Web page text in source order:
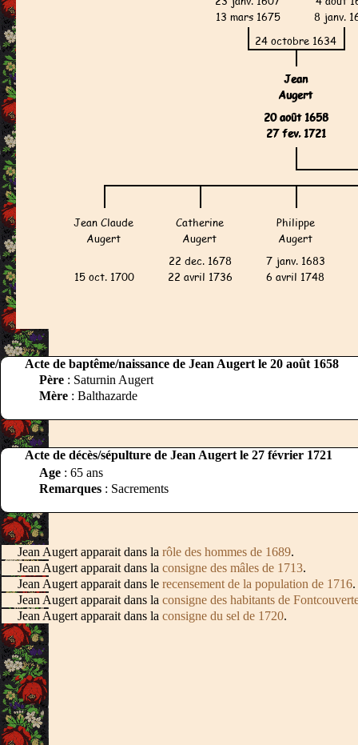
Acte de baptême/naissance de Jean Augert le 20 août 1658
Père : Saturnin Augert
Mère : Balthazarde
Acte de décès/sépulture de Jean Augert le 27 février 1721
Age : 65 ans
Remarques : Sacrements
Jean Augert apparait dans la rôle des hommes de 1689.
Jean Augert apparait dans la consigne des mâles de 1713.
Jean Augert apparait dans le recensement de la population de 1716.
Jean Augert apparait dans la consigne des habitants de
Jean Augert apparait dans la consigne du sel de 1720.